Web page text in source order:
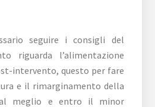
seguire i consigli del
riguarda l’alimentazione
intervento, questo per fare
e il rimarginamento della
al meglio e entro il minor